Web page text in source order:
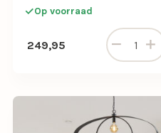
glas met zwart aantal
Op voorraad
249,95
5-lichts